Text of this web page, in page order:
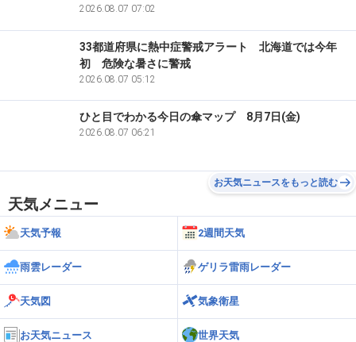
0.0 南南西
2026.08.07 07:02
33都道府県に熱中症警戒アラート 北海道では今年
初 危険な暑さに警戒
2026.08.07 05:12
ひと目でわかる今日の傘マップ 8月7日(金)
2026.08.07 06:21
お天気ニュースをもっと読む
天気メニュー
天気予報 2週間天気
雨雲レーダー ゲリラ雷雨レーダー
天気図 気象衛星
お天気ニュース 世界天気